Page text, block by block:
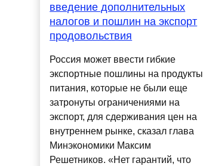
введение дополнительных
налогов и пошлин на экспорт
продовольствия
Россия может ввести гибкие
экспортные пошлины на продукты
питания, которые не были еще
затронуты ограничениями на
экспорт, для сдерживания цен на
внутреннем рынке, сказал глава
Минэкономики Максим
Решетников. «Нет гарантий, что